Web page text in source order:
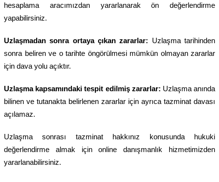
hesaplama aracımızdan yararlanarak ön değerlendirme
yapabilirsiniz.
Uzlaşmadan sonra ortaya çıkan zararlar: Uzlaşma tarihinden
sonra beliren ve o tarihte öngörülmesi mümkün olmayan zararlar
için dava yolu açıktır.
Uzlaşma kapsamındaki tespit edilmiş zararlar: Uzlaşma anında
bilinen ve tutanakta belirlenen zararlar için ayrıca tazminat davası
açılamaz.
Uzlaşma sonrası tazminat hakkınız konusunda hukuki
değerlendirme almak içinonline danışmanlık hizmetimizden
yararlanabilirsiniz.